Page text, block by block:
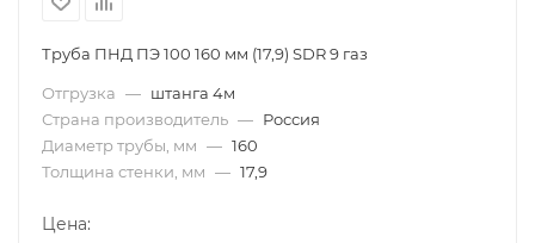
Труба ПНД ПЭ 100 160 мм (17,9) SDR 9 газ
Отгрузка — штанга 4м
Страна производитель — Россия
Диаметр трубы, мм — 160
Толщина стенки, мм — 17,9
Цена: